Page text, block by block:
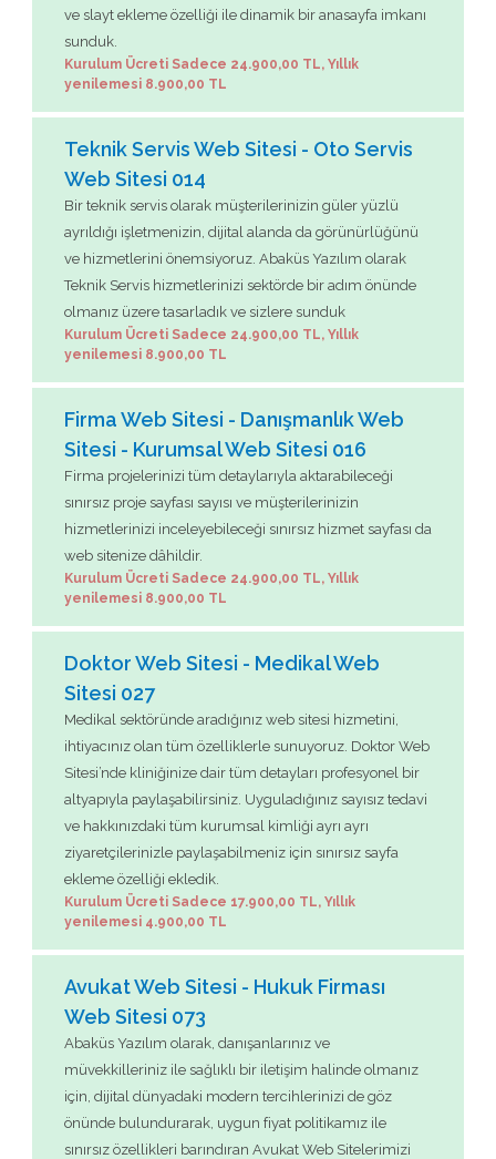
ve slayt ekleme özelliği ile dinamik bir anasayfa imkanı
sunduk.
Kurulum Ücreti Sadece 24.900,00 TL, Yıllık
yenilemesi 8.900,00 TL
Teknik Servis Web Sitesi - Oto Servis
Web Sitesi 014
Bir teknik servis olarak müşterilerinizin güler yüzlü
ayrıldığı işletmenizin, dijital alanda da görünürlüğünü
ve hizmetlerini önemsiyoruz. Abaküs Yazılım olarak
Teknik Servis hizmetlerinizi sektörde bir adım önünde
olmanız üzere tasarladık ve sizlere sunduk
Kurulum Ücreti Sadece 24.900,00 TL, Yıllık
yenilemesi 8.900,00 TL
Firma Web Sitesi - Danışmanlık Web
Sitesi - Kurumsal Web Sitesi 016
Firma projelerinizi tüm detaylarıyla aktarabileceği
sınırsız proje sayfası sayısı ve müşterilerinizin
hizmetlerinizi inceleyebileceği sınırsız hizmet sayfası da
web sitenize dâhildir.
Kurulum Ücreti Sadece 24.900,00 TL, Yıllık
yenilemesi 8.900,00 TL
Doktor Web Sitesi - Medikal Web
Sitesi 027
Medikal sektöründe aradığınız web sitesi hizmetini,
ihtiyacınız olan tüm özelliklerle sunuyoruz. Doktor Web
Sitesi’nde kliniğinize dair tüm detayları profesyonel bir
altyapıyla paylaşabilirsiniz. Uyguladığınız sayısız tedavi
ve hakkınızdaki tüm kurumsal kimliği ayrı ayrı
ziyaretçilerinizle paylaşabilmeniz için sınırsız sayfa
ekleme özelliği ekledik.
Kurulum Ücreti Sadece 17.900,00 TL, Yıllık
yenilemesi 4.900,00 TL
Avukat Web Sitesi - Hukuk Firması
Web Sitesi 073
Abaküs Yazılım olarak, danışanlarınız ve
müvekkilleriniz ile sağlıklı bir iletişim halinde olmanız
için, dijital dünyadaki modern tercihlerinizi de göz
önünde bulundurarak, uygun fiyat politikamız ile
sınırsız özellikleri barındıran Avukat Web Sitelerimizi